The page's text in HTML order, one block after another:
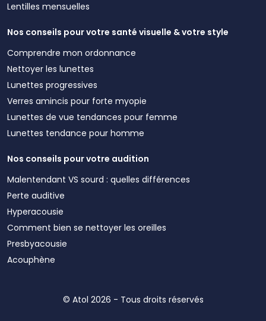
Lentilles mensuelles
Nos conseils pour votre santé visuelle & votre style
Comprendre mon ordonnance
Nettoyer les lunettes
Lunettes progressives
Verres amincis pour forte myopie
Lunettes de vue tendances pour femme
Lunettes tendance pour homme
Nos conseils pour votre audition
Malentendant VS sourd : quelles différences
Perte auditive
Hyperacousie
Comment bien se nettoyer les oreilles
Presbyacousie
Acouphène
© Atol 2026 - Tous droits réservés